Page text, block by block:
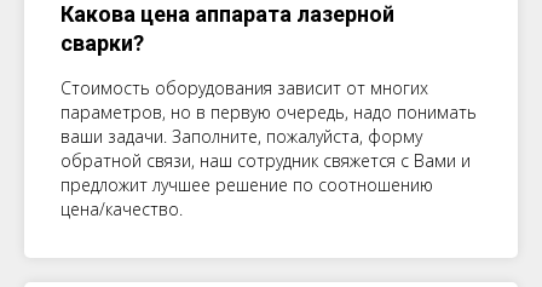
Какова цена аппарата лазерной
сварки?
Стоимость оборудования зависит от многих
параметров, но в первую очередь, надо понимать
ваши задачи. Заполните, пожалуйста, форму
обратной связи, наш сотрудник свяжется с Вами и
предложит лучшее решение по соотношению
цена/качество.